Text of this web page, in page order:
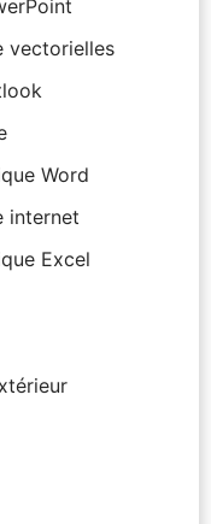
vectorielles
Word
internet
Excel